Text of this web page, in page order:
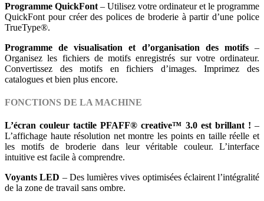
Programme QuickFont – Utilisez votre ordinateur et le programme
QuickFont pour créer des polices de broderie à partir d’une police
TrueType®.
Programme de visualisation et d’organisation des motifs–
Organisez les fichiers de motifs enregistrés sur votre ordinateur.
Convertissez des motifs en fichiers d’images. Imprimez des
catalogues et bien plus encore.
FONCTIONS DE LA MACHINE
L’écran couleur tactile PFAFF® creative™ 3.0 est brillant ! –
L’affichage haute résolution net montre les points en taille réelle et
les motifs de broderie dans leur véritable couleur. L’interface
intuitive est facile à comprendre.
Voyants LED – Des lumières vives optimisées éclairent l’intégralité
de la zone de travail sans ombre.